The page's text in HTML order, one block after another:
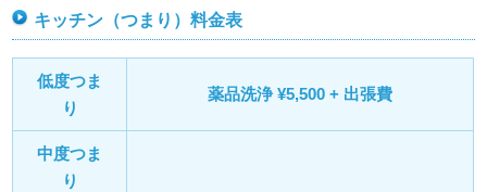
キッチン（つまり）料金表
低度つま
り
薬品洗浄 ¥5,500 + 出張費
中度つま
り